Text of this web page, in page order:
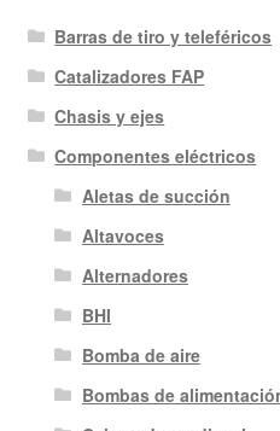
últimos
Barras de tiro y teleféricos
Catalizadores FAP
Chasis y ejes
Componentes eléctricos
Aletas de succión
Altavoces
Alternadores
BHI
Bomba de aire
Bombas de